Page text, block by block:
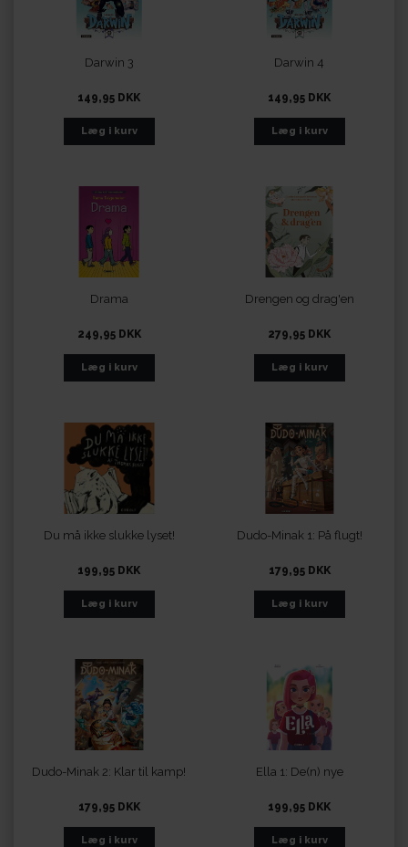
Darwin 3
149,95 DKK
Darwin 4
149,95 DKK
Drama
249,95 DKK
Drengen og drag'en
279,95 DKK
Du må ikke slukke lyset!
199,95 DKK
Dudo-Minak 1: På flugt!
179,95 DKK
Dudo-Minak 2: Klar til kamp!
179,95 DKK
Ella 1: De(n) nye
199,95 DKK